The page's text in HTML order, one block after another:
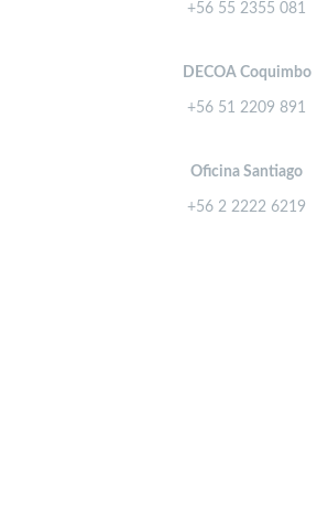
+56 55 2355 081
DECOA Coquimbo
+56 51 2209 891
Oficina Santiago
+56 2 2222 6219